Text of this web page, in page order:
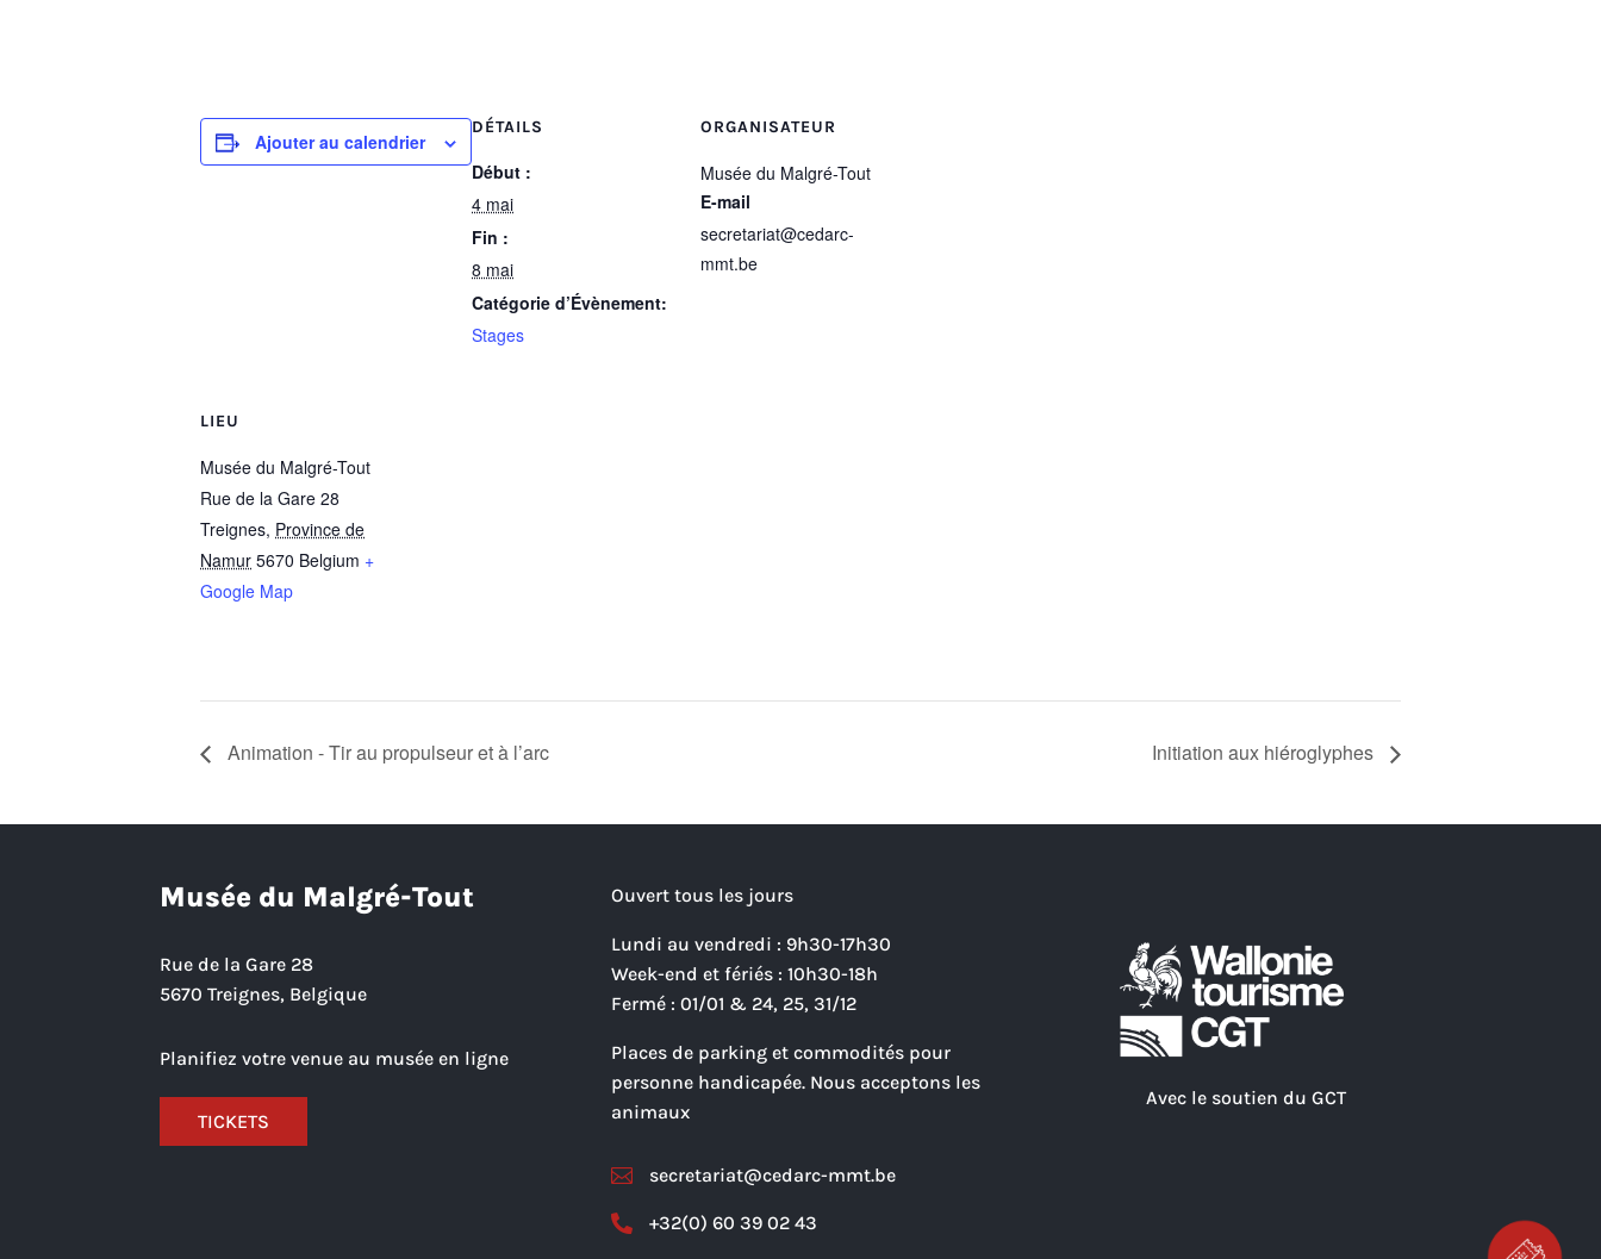
Ajouter au calendrier
DÉTAILS
Début :
4 mai
Fin :
8 mai
Catégorie d’Évènement:
Stages
ORGANISATEUR
Musée du Malgré-Tout
E-mail
secretariat@cedarc-
mmt.be
LIEU
Musée du Malgré-Tout
Rue de la Gare 28
Treignes, Province de
Namur 5670 Belgium +
Google Map
Animation - Tir au propulseur et à l’arc Initiation aux hiéroglyphes
Musée du Malgré-Tout
Rue de la Gare 28
5670 Treignes, Belgique
Planifiez votre venue au musée en ligne
TICKETS
Ouvert tous les jours
Lundi au vendredi : 9h30-17h30
Week-end et fériés : 10h30-18h
Fermé : 01/01 & 24, 25, 31/12
Places de parking et commodités pour
personne handicapée. Nous acceptons les
animaux
 secretariat@cedarc-mmt.be
 +32(0) 60 39 02 43
Avec le soutien du GCT